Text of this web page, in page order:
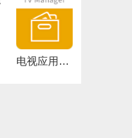
电视应用管家